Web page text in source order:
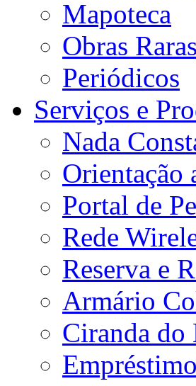
Mapoteca
Obras Raras
Periódicos
Serviços e
Nada
Orientação
Portal de
Rede
Reserva e
Armário
Ciranda